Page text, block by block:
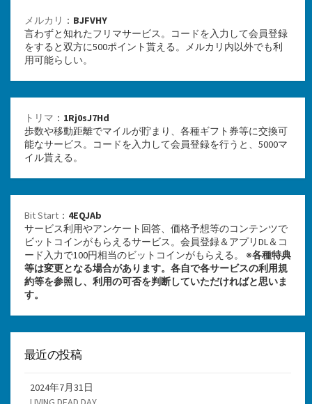
メルカリ ： BJFVHY
言わずと知れたフリマサービス。コードを入力して会員登録
をすると双方に500ポイント貰える。メルカリ内以外でも利
用可能らしい。
トリマ ： 1Rj0sJ7Hd
歩数や移動距離でマイルが貯まり、各種ギフト券等に交換可
能なサービス。コードを入力して会員登録を行うと、5000マ
イル貰える。
Bit Start ： 4EQJAb
サービス利用やアンケート回答、価格予想等のコンテンツで
ビットコインがもらえるサービス。会員登録＆アプリDL＆コ
ード入力で100円相当のビットコインがもらえる。 ※各種特典
等は変更となる場合があります。各自で各サービスの利用規
約等を参照し、利用の可否を判断していただければと思いま
す。
最近の投稿
2024年7月31日